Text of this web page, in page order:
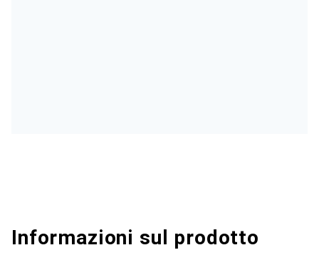
Informazioni sul prodotto